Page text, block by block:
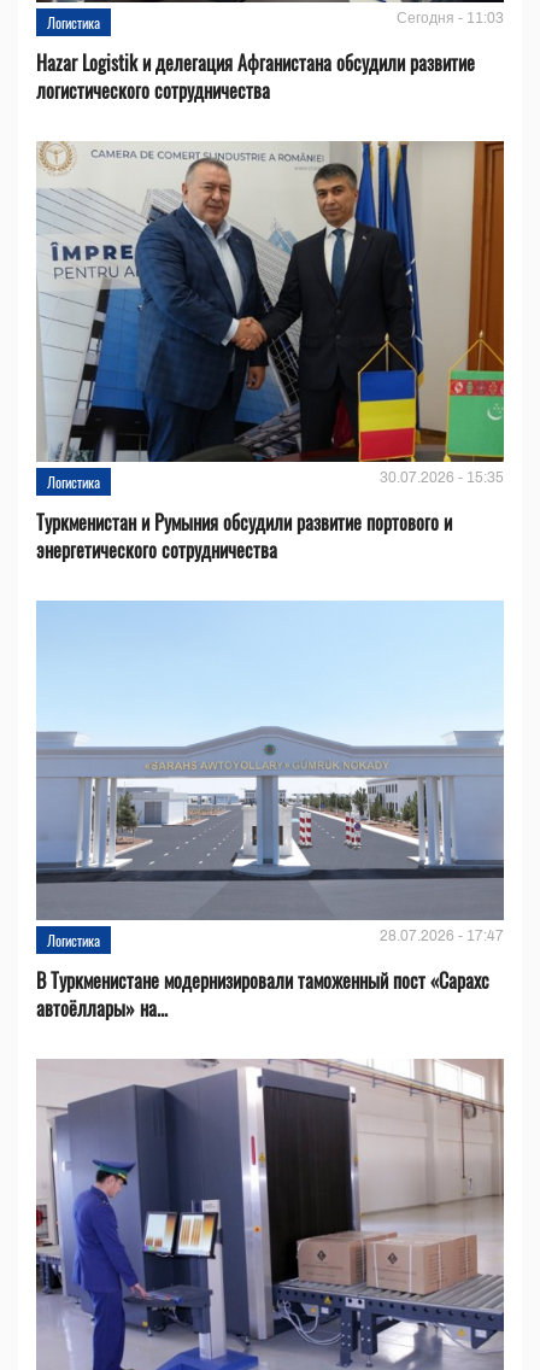
Логистика Сегодня - 11:03
Hazar Logistik и делегация Афганистана обсудили развитие
логистического сотрудничества
Логистика 30.07.2026 - 15:35
Туркменистан и Румыния обсудили развитие портового и
энергетического сотрудничества
Логистика 28.07.2026 - 17:47
В Туркменистане модернизировали таможенный пост «Сарахс
автоёллары» на...